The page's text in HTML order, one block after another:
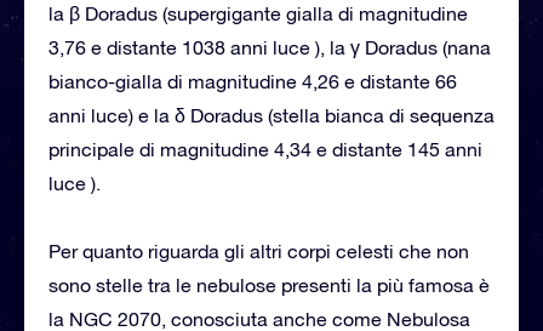
la β Doradus (supergigante gialla di magnitudine
3,76 e distante 1038 anni luce ), la γ Doradus (nana
bianco-gialla di magnitudine 4,26 e distante 66
anni luce) e la δ Doradus (stella bianca di sequenza
principale di magnitudine 4,34 e distante 145 anni
luce ).
Per quanto riguarda gli altri corpi celesti che non
sono stelle tra le nebulose presenti la più famosa è
la NGC 2070, conosciuta anche come Nebulosa